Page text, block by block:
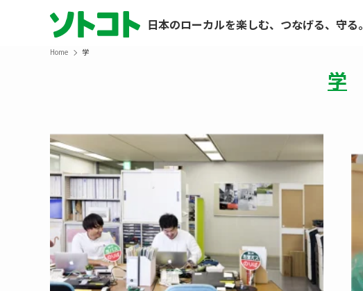
日本のローカルを楽しむ、つなげる、守る。
Home 学
学